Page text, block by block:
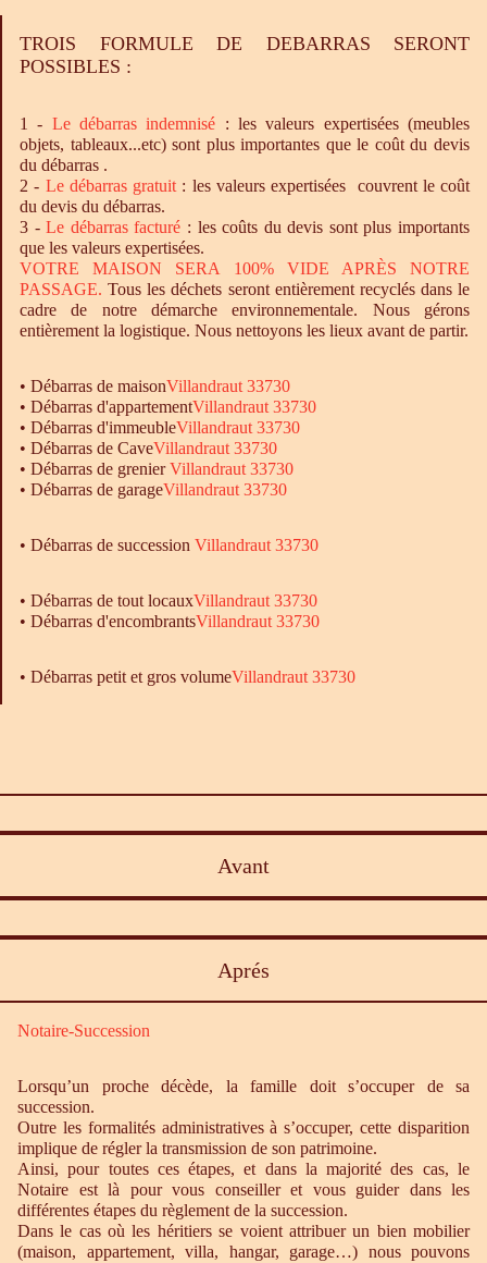
TROIS FORMULE DE DEBARRAS SERONT
POSSIBLES :
1 - Ledébarras indemnisé : les valeurs expertisées (meubles
objets, tableaux...etc) sont plus importantes que le coût du devis
du débarras .
2 - Le débarrasgratuit : les valeurs expertisées couvrent le coût
du devis du débarras.
3 -Le débarrasfacturé : les coûts du devis sont plus importants
que les valeurs expertisées.
VOTRE MAISON SERA 100% VIDE APRÈS NOTRE
PASSAGE. Tous les déchets seront entièrement recyclés dans le
cadre de notre démarche environnementale. Nous gérons
entièrement la logistique. Nous nettoyons les lieux avant de partir.
• Débarras de maisonVillandraut 33730
• Débarras d'appartementVillandraut 33730
• Débarras d'immeubleVillandraut 33730
• Débarras de CaveVillandraut 33730
• Débarras de grenierVillandraut 33730
• Débarras de garageVillandraut 33730
• Débarras de succession Villandraut 33730
• Débarras de tout locauxVillandraut 33730
• Débarras d'encombrantsVillandraut 33730
• Débarras petit et gros volumeVillandraut 33730
Avant
Aprés
Notaire-Succession
Lorsqu’un proche décède, la famille doit s’occuper de sa
succession.
Outre les formalités administratives à s’occuper, cette disparition
implique de régler la transmission de son patrimoine.
Ainsi, pour toutes ces étapes, et dans la majorité des cas, le
Notaire est là pour vous conseiller et vous guider dans les
différentes étapes du règlement de la succession.
Dans le cas où les héritiers se voient attribuer un bien mobilier
(maison, appartement, villa, hangar, garage…) nous pouvons